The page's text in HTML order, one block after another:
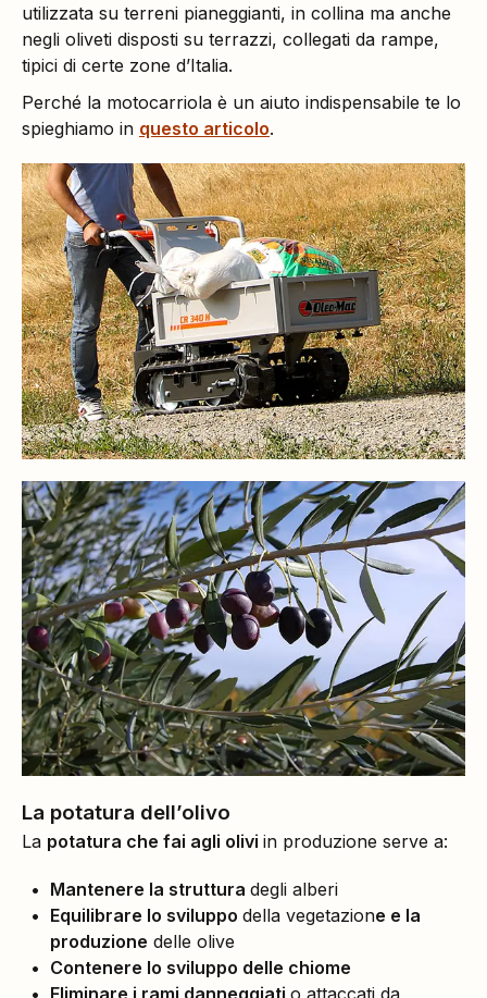
utilizzata su terreni pianeggianti, in collina ma anche
negli oliveti disposti su terrazzi, collegati da rampe,
tipici di certe zone d’Italia.
Perché la motocarriola è un aiuto indispensabile te lo
spieghiamo in questo articolo.
La potatura dell’olivo
La potatura che fai agli olivi in produzione serve a:
Mantenere la struttura degli alberi
Equilibrare lo sviluppo della vegetazione e la
produzione delle olive
Contenere lo sviluppo delle chiome
Eliminare i rami danneggiati o attaccati da